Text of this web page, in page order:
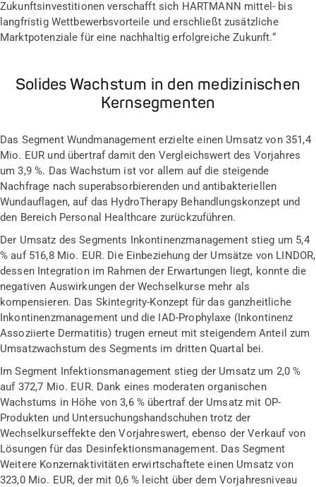
Zukunftsinvestitionen verschafft sich HARTMANN mittel- bis
langfristig Wettbewerbsvorteile und erschließt zusätzliche
Marktpotenziale für eine nachhaltig erfolgreiche Zukunft.“
Solides Wachstum in den medizinischen
Kernsegmenten
Das Segment Wundmanagement erzielte einen Umsatz von 351,4
Mio. EUR und übertraf damit den Vergleichswert des Vorjahres
um 3,9 %. Das Wachstum ist vor allem auf die steigende
Nachfrage nach superabsorbierenden und antibakteriellen
Wundauflagen, auf das HydroTherapy Behandlungskonzept und
den Bereich Personal Healthcare zurückzuführen.
Der Umsatz des Segments Inkontinenzmanagement stieg um 5,4
% auf 516,8 Mio. EUR. Die Einbeziehung der Umsätze von LINDOR,
dessen Integration im Rahmen der Erwartungen liegt, konnte die
negativen Auswirkungen der Wechselkurse mehr als
kompensieren. Das Skintegrity-Konzept für das ganzheitliche
Inkontinenzmanagement und die IAD-Prophylaxe (Inkontinenz
Assoziierte Dermatitis) trugen erneut mit steigendem Anteil zum
Umsatzwachstum des Segments im dritten Quartal bei.
Im Segment Infektionsmanagement stieg der Umsatz um 2,0 %
auf 372,7 Mio. EUR. Dank eines moderaten organischen
Wachstums in Höhe von 3,6 % übertraf der Umsatz mit OP-
Produkten und Untersuchungshandschuhen trotz der
Wechselkurseffekte den Vorjahreswert, ebenso der Verkauf von
Lösungen für das Desinfektionsmanagement. Das Segment
Weitere Konzernaktivitäten erwirtschaftete einen Umsatz von
323,0 Mio. EUR, der mit 0,6 % leicht über dem Vorjahresniveau